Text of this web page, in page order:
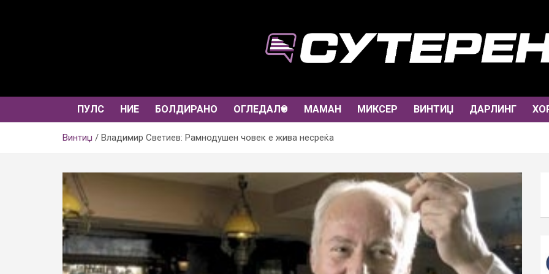
ПУЛС НИЕ БОЛДИРАНО ОГЛЕДАЛО МАМАН МИКСЕР ВИНТИЏ ДАРЛИНГ
Винтиџ Владимир Светиев: Рамнодушен човек е жива несреќа